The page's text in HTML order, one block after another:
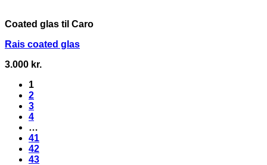
Coated glas til Caro
Rais coated glas
3.000 kr.
1
2
3
4
…
41
42
43